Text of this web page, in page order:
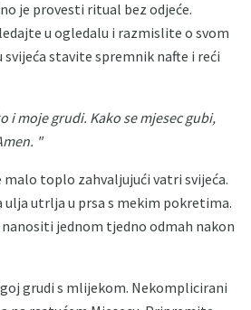
je provesti ritual bez odjeće.
u ogledalu i razmislite o svom
stavite spremnik nafte i reći
i moje grudi. Kako se mjesec gubi,
"
malo toplo zahvaljujući vatri svijeća.
ulja utrlja u prsa s mekim pokretima.
jednom tjedno odmah nakon
grudi s mlijekom. Nekomplicirani